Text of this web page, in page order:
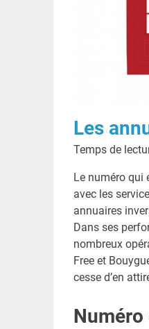
Les
Temps de
Le numéro qui
avec les
annuaires
Dans ses
nombreux
Free et
cesse d’en